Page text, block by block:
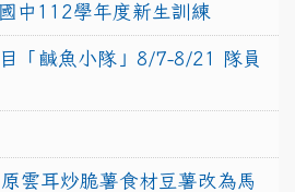
中112學年度新生訓練
「鹹魚小隊」8/7-8/21 隊員
雲耳炒脆薯食材豆薯改為馬